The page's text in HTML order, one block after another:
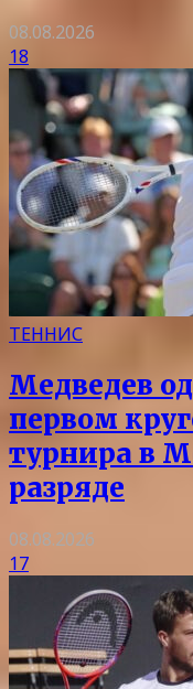
08.08.2026
18
ТЕННИС
Медведев
первом
турнира в
разряде
08.08.2026
17